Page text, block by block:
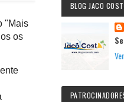
"Mais
os
BLOG JACO